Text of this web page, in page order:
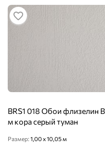
BRS1 018 Обои флизелин
м кора серый туман
Размер: 1,00 x 10,05 м